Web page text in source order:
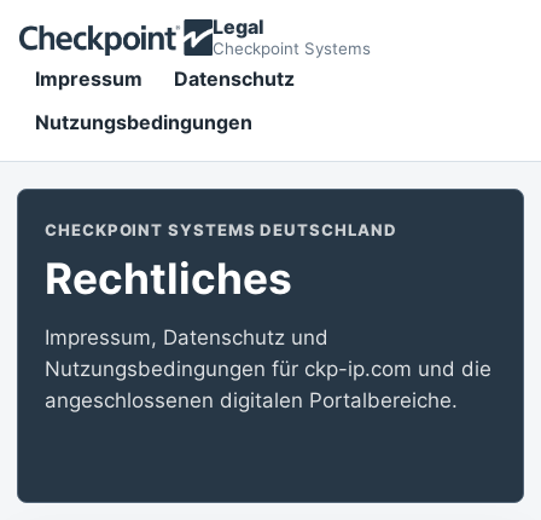
Legal
Checkpoint Systems
Impressum
Datenschutz
Nutzungsbedingungen
CHECKPOINT SYSTEMS DEUTSCHLAND
Rechtliches
Impressum, Datenschutz und
Nutzungsbedingungen für ckp-ip.com und die
angeschlossenen digitalen Portalbereiche.